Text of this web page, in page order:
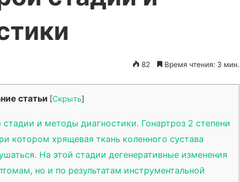
82 Время чтения: 3 мин.
статьи [Скрыть]
и методы диагностики. Гонартроз 2 степени
котором хрящевая ткань коленного сустава
На этой стадии дегенеративные изменения
но и по результатам инструментальной
виагра
уменьшает
к